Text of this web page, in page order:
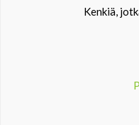
Kenkiä,